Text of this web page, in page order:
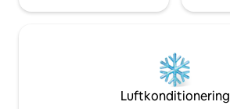
Luftkonditionering